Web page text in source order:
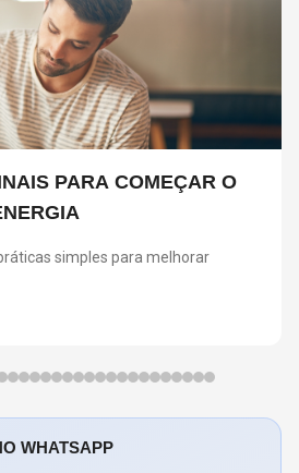
PARA COMEÇAR O
simples para melhorar
WHATSAPP